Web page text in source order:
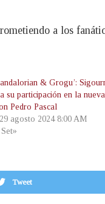
a los
& Grogu’:
su participación en la
Pedro Pascal
agosto 2024 8:00 AM
Tweet